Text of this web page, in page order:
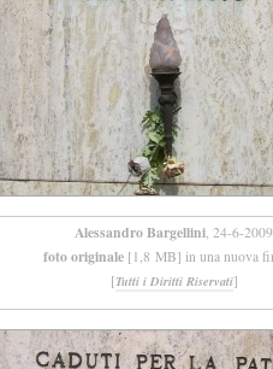
Alessandro Bargellini, 24-6-2009
foto originale [1,8 MB] in una nuova
[Tutti i Diritti Riservati]